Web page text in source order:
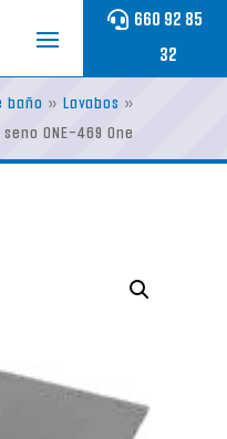
660 92 85
32
baño » Lavabos »
ONE-469 One